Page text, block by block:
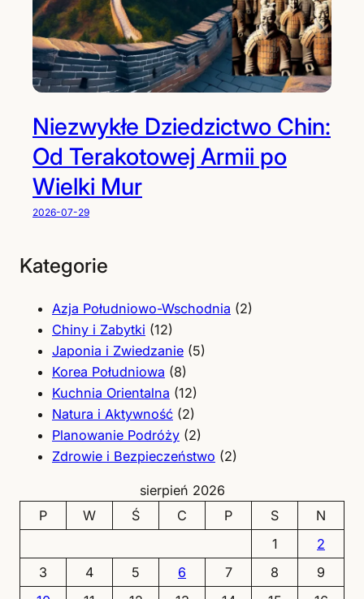
Niezwykłe Dziedzictwo Chin:
Od Terakotowej Armii po
Wielki Mur
2026-07-29
Kategorie
Azja Południowo-Wschodnia (2)
Chiny i Zabytki (12)
Japonia i Zwiedzanie (5)
Korea Południowa (8)
Kuchnia Orientalna (12)
Natura i Aktywność (2)
Planowanie Podróży (2)
Zdrowie i Bezpieczeństwo (2)
sierpień 2026
P
W Ś C P S
N
1
2
3
4 5 6 7 8
9